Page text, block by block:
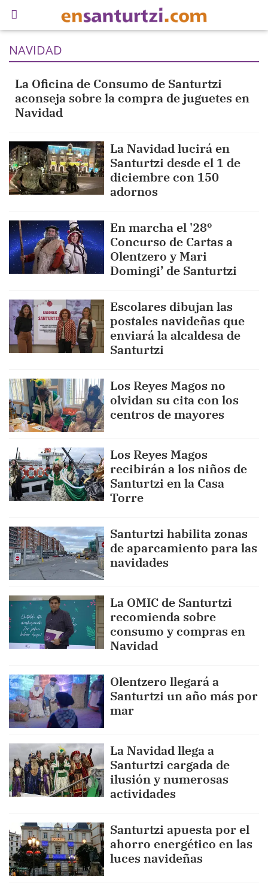
NAVIDAD
La Oficina de Consumo de Santurtzi
aconseja sobre la compra de juguetes en
Navidad
La Navidad lucirá en
Santurtzi desde el 1 de
diciembre con 150
adornos
En marcha el '28º
Concurso de Cartas a
Olentzero y Mari
Domingi’ de Santurtzi
Escolares dibujan las
postales navideñas que
enviará la alcaldesa de
Santurtzi
Los Reyes Magos no
olvidan su cita con los
centros de mayores
Los Reyes Magos
recibirán a los niños de
Santurtzi en la Casa
Torre
Santurtzi habilita zonas
de aparcamiento para las
navidades
La OMIC de Santurtzi
recomienda sobre
consumo y compras en
Navidad
Olentzero llegará a
Santurtzi un año más por
mar
La Navidad llega a
Santurtzi cargada de
ilusión y numerosas
actividades
Santurtzi apuesta por el
ahorro energético en las
luces navideñas